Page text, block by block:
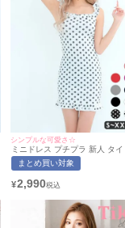
シンプルな可愛さ☆
ミニドレス プチプラ 新人 タイ
ンピース ノースリーブ ドット
身長 胸元隠し 背中魅せ スクエ
姫奈妙着用/S〜XXXXLサイズ対
まとめ買い対象
¥2,990